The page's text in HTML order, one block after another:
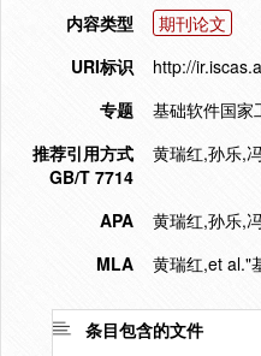
内容类型
期刊论文
URI标识
http://
专题
基础软件国家
推荐引用方式
GB/T 7714
黄瑞红,孙乐,
APA
黄瑞红,孙乐,
MLA
黄瑞红,et al."
条目包含的文件